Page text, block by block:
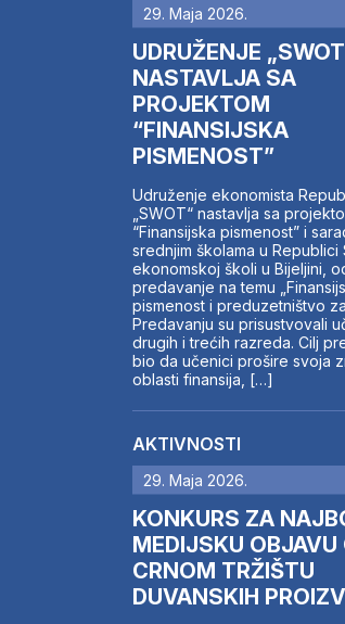
29. Maja 2026.
UDRUŽENJE
NASTAVLJA SA
PROJEKTOM
“FINANSIJSKA
PISMENOST”
Udruženje ekonomista
„SWOT“ nastavlja sa
“Finansijska pismenost” i
srednjim školama u Republici
ekonomskoj školi u Bijeljini,
predavanje na temu
pismenost i preduzetništvo za
Predavanju su prisustvovali
drugih i trećih razreda. Cilj
bio da učenici prošire svoja
oblasti finansija, […]
AKTIVNOSTI
29. Maja 2026.
KONKURS ZA
MEDIJSKU OBJAVU
CRNOM TRŽIŠTU
DUVANSKIH